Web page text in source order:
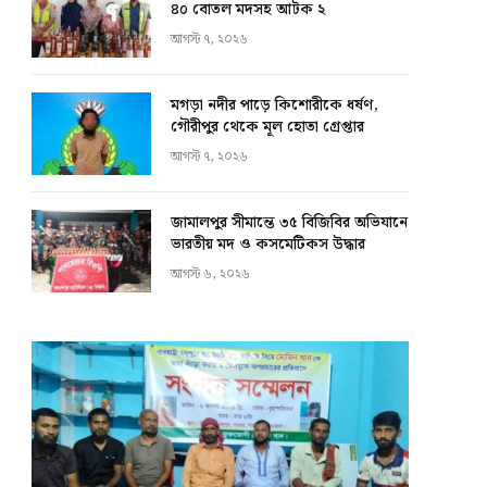
৪০ বোতল মদসহ আটক ২
আগস্ট ৭, ২০২৬
মগড়া নদীর পাড়ে কিশোরীকে ধর্ষণ,
গৌরীপুর থেকে মূল হোতা গ্রেপ্তার
আগস্ট ৭, ২০২৬
জামালপুর সীমান্তে ৩৫ বিজিবির অভিযানে
ভারতীয় মদ ও কসমেটিকস উদ্ধার
আগস্ট ৬, ২০২৬